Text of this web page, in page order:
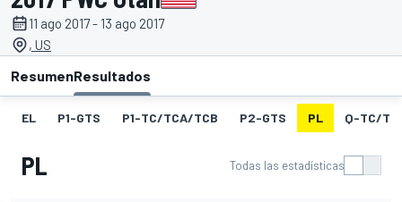
11 ago 2017 - 13 ago 2017
, US
ResumenResultados
EL P1-GTS P1-TC/TCA/TCB P2-GTS PL Q-TC/
PL Todas las estadísticas